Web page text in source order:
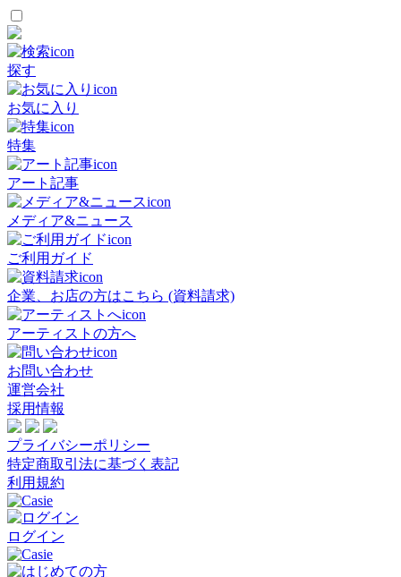
探す
お気に入り
特集
アート記事
メディア&ニュース
ご利用ガイド
企業、お店の方はこちら (資料請求)
アーティストの方へ
お問い合わせ
運営会社
採用情報
プライバシーポリシー
特定商取引法に基づく表記
利用規約
ログイン